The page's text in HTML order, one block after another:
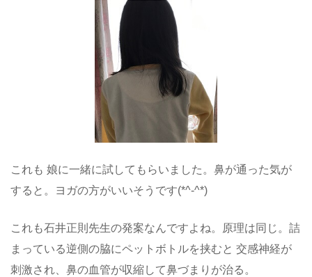
これも 娘に一緒に試してもらいました。鼻が通った気が
すると。ヨガの方がいいそうです(*^-^*)
これも石井正則先生の発案なんですよね。原理は同じ。詰
まっている逆側の脇にペットボトルを挟むと 交感神経が
刺激され、鼻の血管が収縮して鼻づまりが治る。